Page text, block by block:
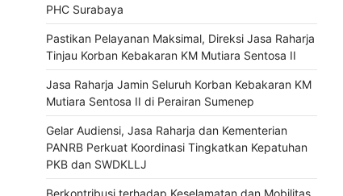
PHC Surabaya
Pastikan Pelayanan Maksimal, Direksi Jasa Raharja
Tinjau Korban Kebakaran KM Mutiara Sentosa II
Jasa Raharja Jamin Seluruh Korban Kebakaran KM
Mutiara Sentosa II di Perairan Sumenep
Gelar Audiensi, Jasa Raharja dan Kementerian
PANRB Perkuat Koordinasi Tingkatkan Kepatuhan
PKB dan SWDKLLJ
Berkontribusi terhadap Keselamatan dan Mobilitas